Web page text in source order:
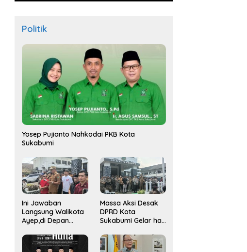
Politik
Yosep Pujianto Nahkodai PKB Kota
Sukabumi
Ini Jawaban
Langsung Walikota
Ayep,di Depan
Massa Aksi Desak
DPRD Kota
Sukabumi Gelar hak
Pemakzulan
Walikota